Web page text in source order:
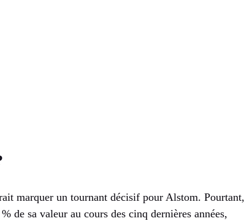
marquer un tournant décisif pour Alstom. Pourtant,
de sa valeur au cours des cinq dernières années,